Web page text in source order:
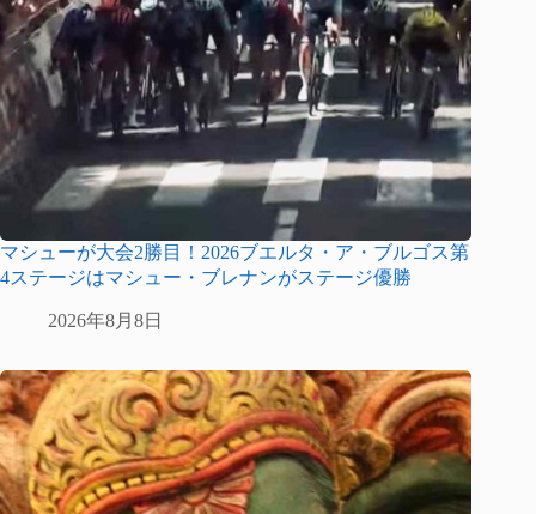
マシューが大会2勝目！2026ブエルタ・ア・ブルゴス第
4ステージはマシュー・ブレナンがステージ優勝
2026年8月8日